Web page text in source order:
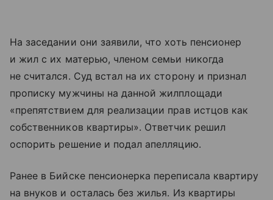
На заседании они заявили, что хоть пенсионер
и жил с их матерью, членом семьи никогда
не считался. Суд встал на их сторону и признал
прописку мужчины на данной жилплощади
«препятствием для реализации прав истцов как
собственников квартиры». Ответчик решил
оспорить решение и подал апелляцию.
Ранее в Бийске пенсионерка переписала квартиру
на внуков и осталась без жилья. Из квартиры